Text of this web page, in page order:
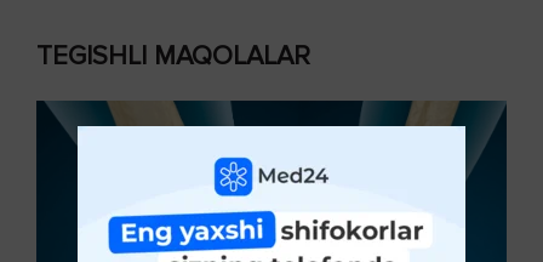
TEGISHLI MAQOLALAR